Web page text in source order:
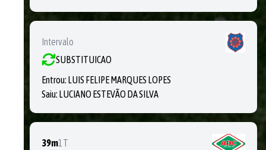
Intervalo
SUBSTITUICAO
Entrou: LUIS FELIPE MARQUES LOPES
Saiu: LUCIANO ESTEVÃO DA SILVA
39m1T